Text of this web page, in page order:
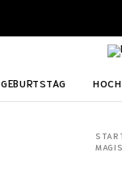
GEBURTSTAG